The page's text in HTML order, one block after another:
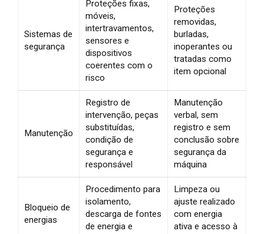
Sistemas de
segurança
Proteções fixas,
móveis,
intertravamentos,
sensores e
dispositivos
coerentes com o
risco
Proteções
removidas,
burladas,
inoperantes ou
tratadas como
item opcional
Manutenção
Registro de
intervenção, peças
substituídas,
condição de
segurança e
responsável
Manutenção
verbal, sem
registro e sem
conclusão sobre
segurança da
máquina
Bloqueio de
energias
Procedimento para
isolamento,
descarga de fontes
de energia e
Limpeza ou
ajuste realizado
com energia
ativa e acesso à